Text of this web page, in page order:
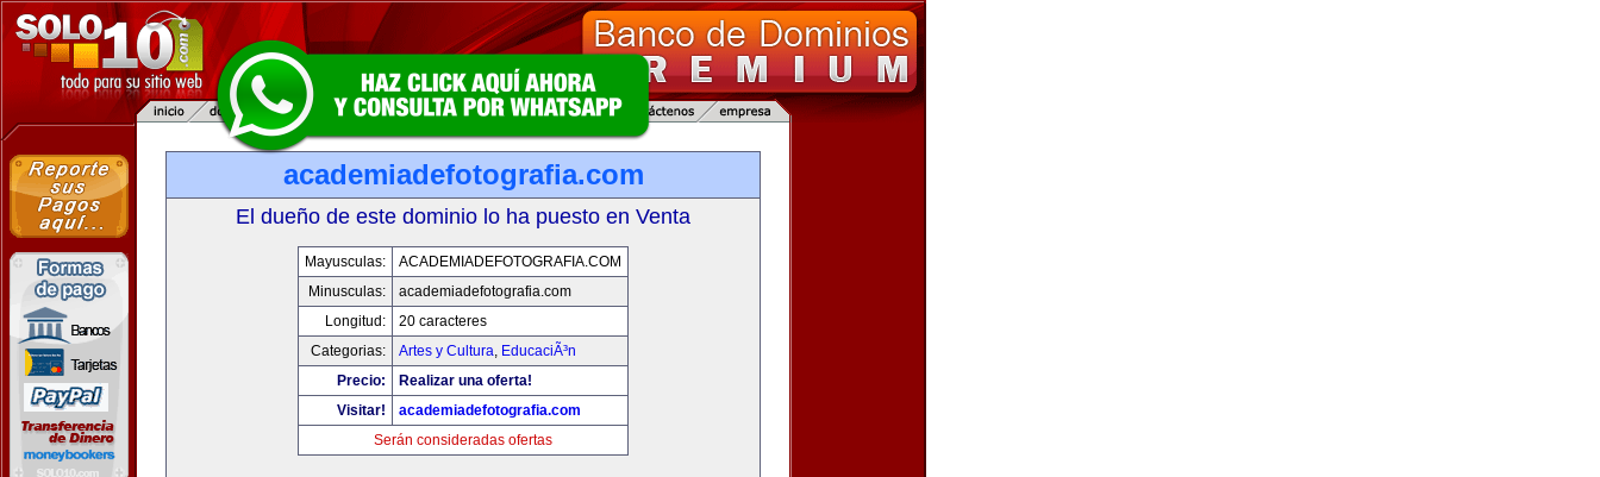
academiadefotografia.com
El dueño de este dominio lo ha puesto en Venta
Mayusculas:
ACADEMIADEFOTOGRAFIA.COM
Minusculas:
academiadefotografia.com
Longitud:
20 caracteres
Categorias:
Artes y Cultura, EducaciÃ³n
Precio:
Realizar una oferta!
Visitar!
academiadefotografia.com
Serán consideradas ofertas